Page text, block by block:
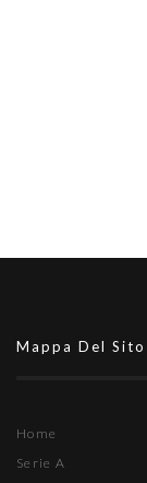
Mappa Del Sito
Home
Serie A